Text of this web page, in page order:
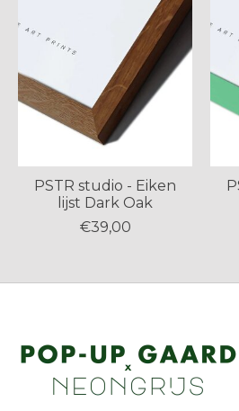
PSTR studio - Eiken
lijst Dark Oak
€39,00